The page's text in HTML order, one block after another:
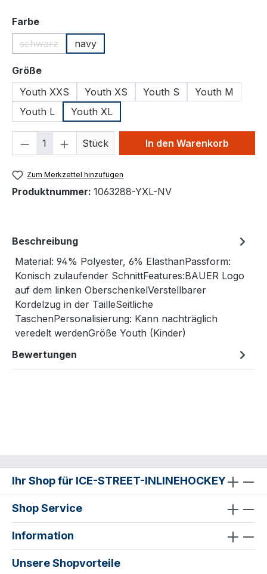
Farbeauswählen
schwarz
(Diese Option ist zurzeit nicht verfügbar.)
navy
Größeauswählen
Youth XXS
Youth XS Youth S
Youth M
Youth L
Youth XL
Produkt Anzahl: Gib den
Stück In den Warenkorb
Zum Merkzettel hinzufügen
Produktnummer: 1063288-YXL-NV
Beschreibung
Material: 94% Polyester, 6% ElasthanPassform:
Konisch zulaufender SchnittFeatures:BAUER Logo
auf dem linken OberschenkelVerstellbarer
Kordelzug in der TailleSeitliche
TaschenPersonalisierung: Kann nachträglich
veredelt werdenGröße Youth (Kinder)
Bewertungen
Ihr Shop für ICE-STREET-INLINEHOCKEY
Shop Service
Information
Unsere Shopvorteile